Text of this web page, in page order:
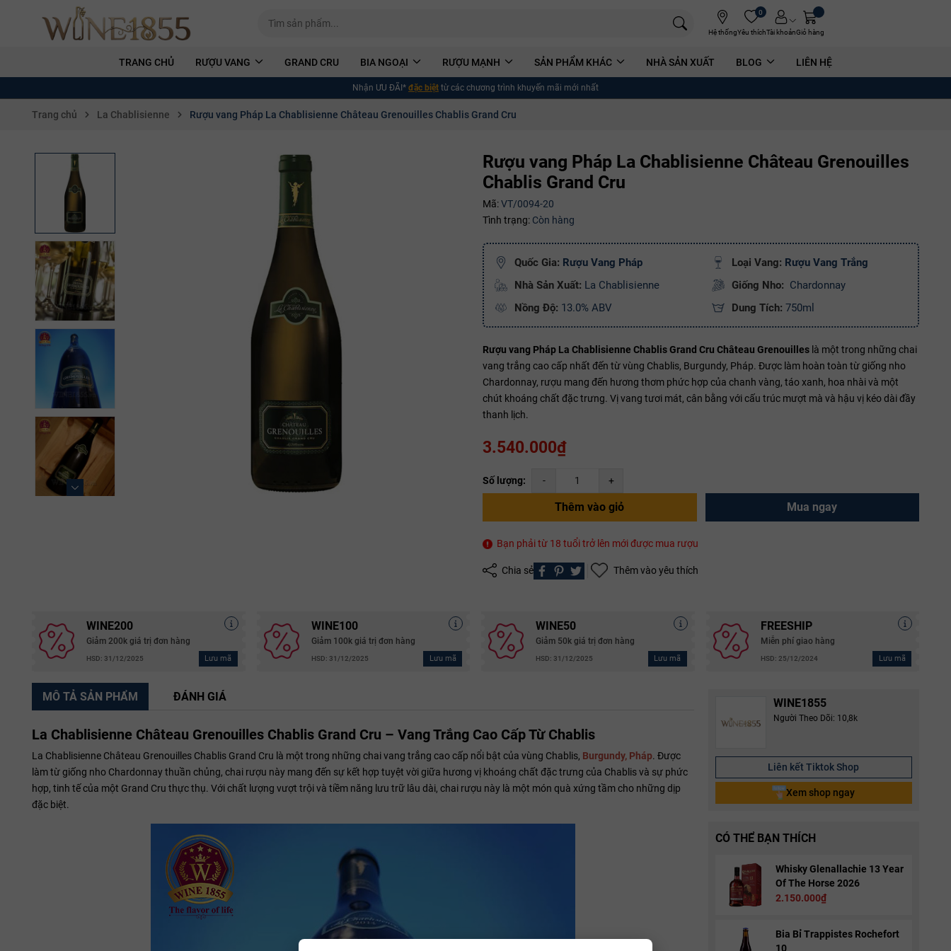
Hệ thống
0
Yêu thíchTài khoảnGiỏ hàng
TRANG CHỦ RƯỢU VANG GRAND CRU BIA NGOẠI RƯỢU MẠNH SẢN PHẨM KHÁC NHÀ SẢN XUẤT BLOG LIÊN HỆ
Nhận ƯU ĐÃI* đặc biệt từ các chương trình khuyến mãi mới nhất
Trang chủ La Chablisienne Rượu vang Pháp La Chablisienne Château Grenouilles Chablis Grand Cru
Rượu vang Pháp La Chablisienne Château Grenouilles
Chablis Grand Cru
Mã:VT/0094-20
Tình trạng: Còn hàng
Quốc Gia: Rượu Vang Pháp Loại Vang: Rượu Vang Trắng
Nhà Sản Xuất: La Chablisienne Giống Nho: Chardonnay
Nồng Độ: 13.0% ABV Dung Tích: 750ml
Rượu vang Pháp La Chablisienne Chablis Grand Cru Château Grenouilles là một trong những chai
vang trắng cao cấp nhất đến từ vùng Chablis, Burgundy, Pháp. Được làm hoàn toàn từ giống nho
Chardonnay, rượu mang đến hương thơm phức hợp của chanh vàng, táo xanh, hoa nhài và một
chút khoáng chất đặc trưng. Vị vang tươi mát, cân bằng với cấu trúc mượt mà và hậu vị kéo dài đầy
thanh lịch.
3.540.000₫
Số lượng: - +
Thêm vào giỏ Mua ngay
Bạn phải từ 18 tuổi trở lên mới được mua rượu
Chia sẻ Thêm vào yêu thích
WINE200
Giảm 200k giá trị đơn hàng
HSD: 31/12/2025 Lưu mã
WINE100
Giảm 100k giá trị đơn hàng
HSD: 31/12/2025 Lưu mã
WINE50
Giảm 50k giá trị đơn hàng
HSD: 31/12/2025 Lưu mã
FREESHIP
Miễn phí giao hàng
HSD: 25/12/2024 Lưu mã
WINE1855
Người Theo Dõi: 10,8k
Liên kết Tiktok Shop
Xem shop ngay
CÓ THỂ BẠN THÍCH
Whisky Glenallachie 13 Year
Of The Horse 2026
2.150.000₫
Bia Bỉ Trappistes Rochefort
10
MÔ TẢ SẢN PHẨM ĐÁNH GIÁ
La Chablisienne Château Grenouilles Chablis Grand Cru – Vang Trắng Cao Cấp Từ Chablis
La Chablisienne Château Grenouilles Chablis Grand Cru là một trong những chai vang trắng cao cấp nổi bật của vùng Chablis, Burgundy, Pháp. Được
làm từ giống nho Chardonnay thuần chủng, chai rượu này mang đến sự kết hợp tuyệt vời giữa hương vị khoáng chất đặc trưng của Chablis và sự phức
hợp, tinh tế của một Grand Cru thực thụ. Với chất lượng vượt trội và tiềm năng lưu trữ lâu dài, chai rượu này là một món quà xứng tầm cho những dịp
đặc biệt.